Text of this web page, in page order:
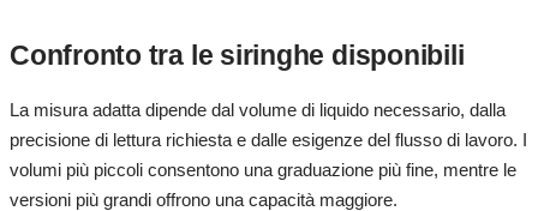
Confronto tra le siringhe disponibili
La misura adatta dipende dal volume di liquido necessario, dalla
precisione di lettura richiesta e dalle esigenze del flusso di lavoro. I
volumi più piccoli consentono una graduazione più fine, mentre le
versioni più grandi offrono una capacità maggiore.